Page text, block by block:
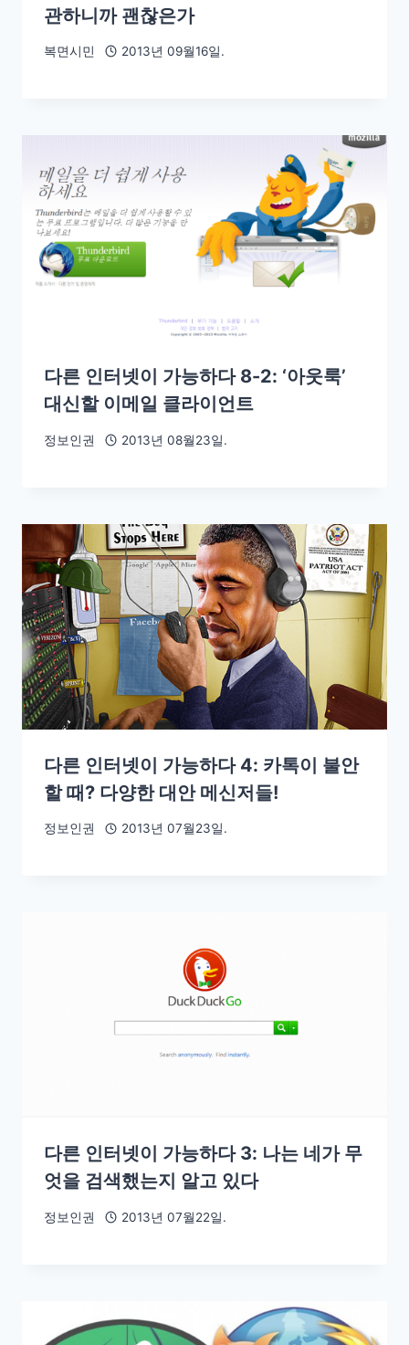
관하니까 괜찮은가
복면시민 2013년 09월16일.
다른 인터넷이 가능하다 8-2: ‘아웃룩’
대신할 이메일 클라이언트
정보인권 2013년 08월23일.
다른 인터넷이 가능하다 4: 카톡이 불안
할 때? 다양한 대안 메신저들!
정보인권 2013년 07월23일.
다른 인터넷이 가능하다 3: 나는 네가 무
엇을 검색했는지 알고 있다
정보인권 2013년 07월22일.